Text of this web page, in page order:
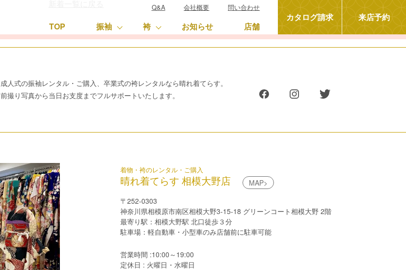
Q&A 会社概要 問い合わせ
TOP 振袖 袴 お知らせ 店舗
カタログ請求 来店予約
成人式の振袖レンタル・ご購入、卒業式の袴レンタルなら晴れ着てらす。
前撮り写真から当日お支度までフルサポートいたします。
着物・袴のレンタル・ご購入
晴れ着てらす 相模大野店
MAP>
〒252-0303
神奈川県相模原市南区相模大野3-15-18 グリーンコート相模大野 2階
最寄り駅：相模大野駅 北口徒歩３分
駐車場：軽自動車・小型車のみ店舗前に駐車可能
営業時間 :10:00～19:00
定休日 : 火曜日・水曜日